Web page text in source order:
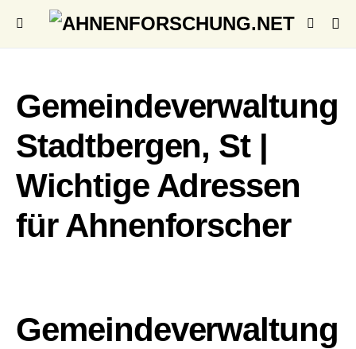
Gemeindeverwaltung
Stadtbergen, St |
Wichtige Adressen
für Ahnenforscher
Gemeindeverwaltung